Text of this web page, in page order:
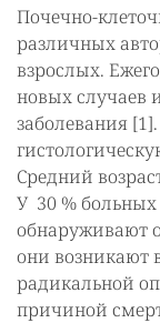
Почечно-
различных
взрослых.
новых случаев
заболевания
Средний
У 30 %
обнаруживают
они возникают
радикальной
причиной